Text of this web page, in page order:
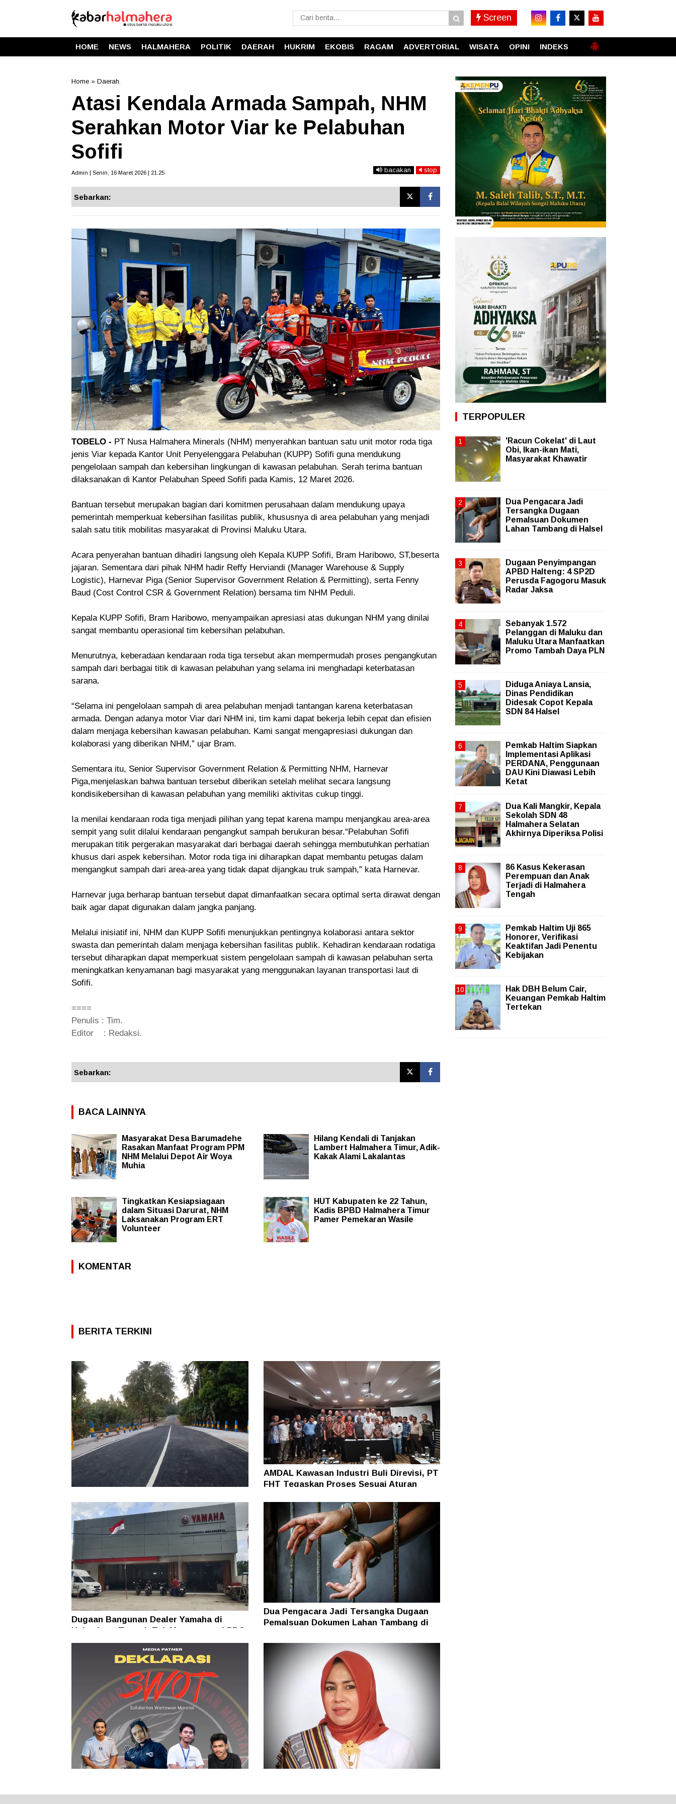
Screen
HOME NEWS HALMAHERA POLITIK DAERAH HUKRIM EKOBIS RAGAM ADVERTORIAL WISATA OPINI INDEKS
Home » Daerah.
Atasi Kendala Armada Sampah, NHM
Serahkan Motor Viar ke Pelabuhan
Sofifi
Admin | Senin, 16 Maret 2026 | 21.25 bacakan stop
Sebarkan:
TOBELO - PT Nusa Halmahera Minerals (NHM) menyerahkan bantuan satu unit motor roda tiga
jenis Viar kepada Kantor Unit Penyelenggara Pelabuhan (KUPP) Sofifi guna mendukung
pengelolaan sampah dan kebersihan lingkungan di kawasan pelabuhan. Serah terima bantuan
dilaksanakan di Kantor Pelabuhan Speed Sofifi pada Kamis, 12 Maret 2026.
Bantuan tersebut merupakan bagian dari komitmen perusahaan dalam mendukung upaya
pemerintah memperkuat kebersihan fasilitas publik, khususnya di area pelabuhan yang menjadi
salah satu titik mobilitas masyarakat di Provinsi Maluku Utara.
Acara penyerahan bantuan dihadiri langsung oleh Kepala KUPP Sofifi, Bram Haribowo, ST,beserta
jajaran. Sementara dari pihak NHM hadir Reffy Herviandi (Manager Warehouse & Supply
Logistic), Harnevar Piga (Senior Supervisor Government Relation & Permitting), serta Fenny
Baud (Cost Control CSR & Government Relation) bersama tim NHM Peduli.
Kepala KUPP Sofifi, Bram Haribowo, menyampaikan apresiasi atas dukungan NHM yang dinilai
sangat membantu operasional tim kebersihan pelabuhan.
Menurutnya, keberadaan kendaraan roda tiga tersebut akan mempermudah proses pengangkutan
sampah dari berbagai titik di kawasan pelabuhan yang selama ini menghadapi keterbatasan
sarana.
“Selama ini pengelolaan sampah di area pelabuhan menjadi tantangan karena keterbatasan
armada. Dengan adanya motor Viar dari NHM ini, tim kami dapat bekerja lebih cepat dan efisien
dalam menjaga kebersihan kawasan pelabuhan. Kami sangat mengapresiasi dukungan dan
kolaborasi yang diberikan NHM,” ujar Bram.
Sementara itu, Senior Supervisor Government Relation & Permitting NHM, Harnevar
Piga,menjelaskan bahwa bantuan tersebut diberikan setelah melihat secara langsung
kondisikebersihan di kawasan pelabuhan yang memiliki aktivitas cukup tinggi.
Ia menilai kendaraan roda tiga menjadi pilihan yang tepat karena mampu menjangkau area-area
sempit yang sulit dilalui kendaraan pengangkut sampah berukuran besar.“Pelabuhan Sofifi
merupakan titik pergerakan masyarakat dari berbagai daerah sehingga membutuhkan perhatian
khusus dari aspek kebersihan. Motor roda tiga ini diharapkan dapat membantu petugas dalam
mengangkut sampah dari area-area yang tidak dapat dijangkau truk sampah,” kata Harnevar.
Harnevar juga berharap bantuan tersebut dapat dimanfaatkan secara optimal serta dirawat dengan
baik agar dapat digunakan dalam jangka panjang.
Melalui inisiatif ini, NHM dan KUPP Sofifi menunjukkan pentingnya kolaborasi antara sektor
swasta dan pemerintah dalam menjaga kebersihan fasilitas publik. Kehadiran kendaraan rodatiga
tersebut diharapkan dapat memperkuat sistem pengelolaan sampah di kawasan pelabuhan serta
meningkatkan kenyamanan bagi masyarakat yang menggunakan layanan transportasi laut di
Sofifi.
====
Penulis : Tim.
Editor : Redaksi.
Sebarkan:
BACA LAINNYA
Masyarakat Desa Barumadehe
Rasakan Manfaat Program PPM
NHM Melalui Depot Air Woya
Muhia
Hilang Kendali di Tanjakan
Lambert Halmahera Timur, Adik-
Kakak Alami Lakalantas
Tingkatkan Kesiapsiagaan
dalam Situasi Darurat, NHM
Laksanakan Program ERT
Volunteer
HUT Kabupaten ke 22 Tahun,
Kadis BPBD Halmahera Timur
Pamer Pemekaran Wasile
KOMENTAR
BERITA TERKINI
Jembatan Kasango-Beringin Capai 95
Persen, Akses Taliabu Barat Laut Segera
Terhubung
AMDAL Kawasan Industri Buli Direvisi, PT
FHT Tegaskan Proses Sesuai Aturan
Dugaan Bangunan Dealer Yamaha di
Halmahera Tengah Tak Mengantongi PBG
Dua Pengacara Jadi Tersangka Dugaan
Pemalsuan Dokumen Lahan Tambang di
TERPOPULER
'Racun Cokelat' di Laut
Obi, Ikan-ikan Mati,
Masyarakat Khawatir
Dua Pengacara Jadi
Tersangka Dugaan
Pemalsuan Dokumen
Lahan Tambang di Halsel
Dugaan Penyimpangan
APBD Halteng: 4 SP2D
Perusda Fagogoru Masuk
Radar Jaksa
Sebanyak 1.572
Pelanggan di Maluku dan
Maluku Utara Manfaatkan
Promo Tambah Daya PLN
Diduga Aniaya Lansia,
Dinas Pendidikan
Didesak Copot Kepala
SDN 84 Halsel
Pemkab Haltim Siapkan
Implementasi Aplikasi
PERDANA, Penggunaan
DAU Kini Diawasi Lebih
Ketat
Dua Kali Mangkir, Kepala
Sekolah SDN 48
Halmahera Selatan
Akhirnya Diperiksa Polisi
86 Kasus Kekerasan
Perempuan dan Anak
Terjadi di Halmahera
Tengah
Pemkab Haltim Uji 865
Honorer, Verifikasi
Keaktifan Jadi Penentu
Kebijakan
Hak DBH Belum Cair,
Keuangan Pemkab Haltim
Tertekan